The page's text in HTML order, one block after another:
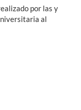
por las y
al